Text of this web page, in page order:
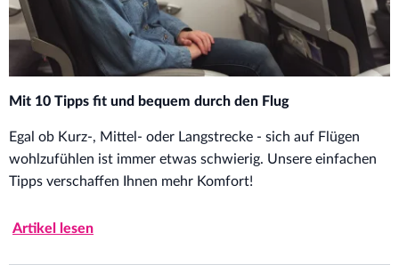
Mit 10 Tipps fit und bequem durch den Flug
Egal ob Kurz-, Mittel- oder Langstrecke - sich auf Flügen
wohlzufühlen ist immer etwas schwierig. Unsere einfachen
Tipps verschaffen Ihnen mehr Komfort!
Artikel lesen